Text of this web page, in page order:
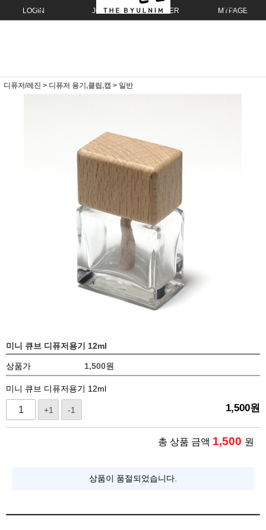
LOGIN JOIN ORDER MYPAGE
디퓨저/레진 > 디퓨저 용기,클립,캡 > 일반
미니 큐브 디퓨저용기 12ml
상품가 1,500원
미니 큐브 디퓨저용기 12ml
+1 -1 1,500원
총 상품 금액 1,500 원
상품이 품절되었습니다.